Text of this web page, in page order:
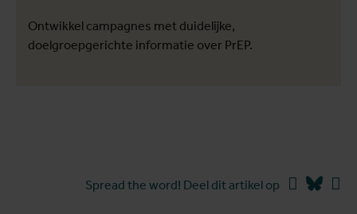
Ontwikkel campagnes met duidelijke,
doelgroepgerichte informatie over PrEP.
Spread the word! Deel dit artikel op Facebook